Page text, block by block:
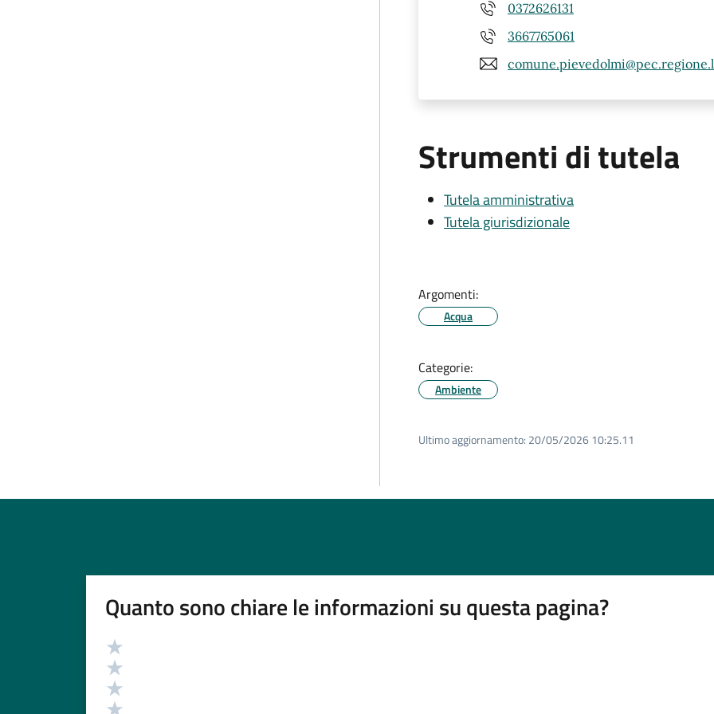
0372626131
3667765061
Strumenti di tutela
Tutela amministrativa
Tutela giurisdizionale
Argomenti:
Acqua
Categorie:
Ambiente
Ultimo aggiornamento: 20/05/2026 10:25.11
Quanto sono chiare le informazioni su questa pagina?
Valutazione